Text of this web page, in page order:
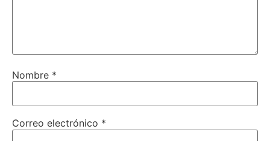
Nombre *
Correo electrónico *